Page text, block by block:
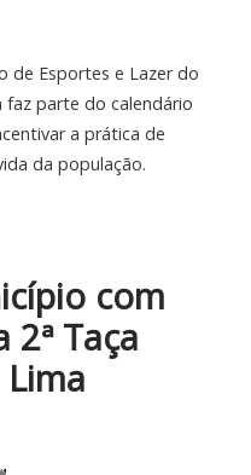
de Esportes e Lazer do
faz parte do calendário
a prática de
da população.
com
Taça